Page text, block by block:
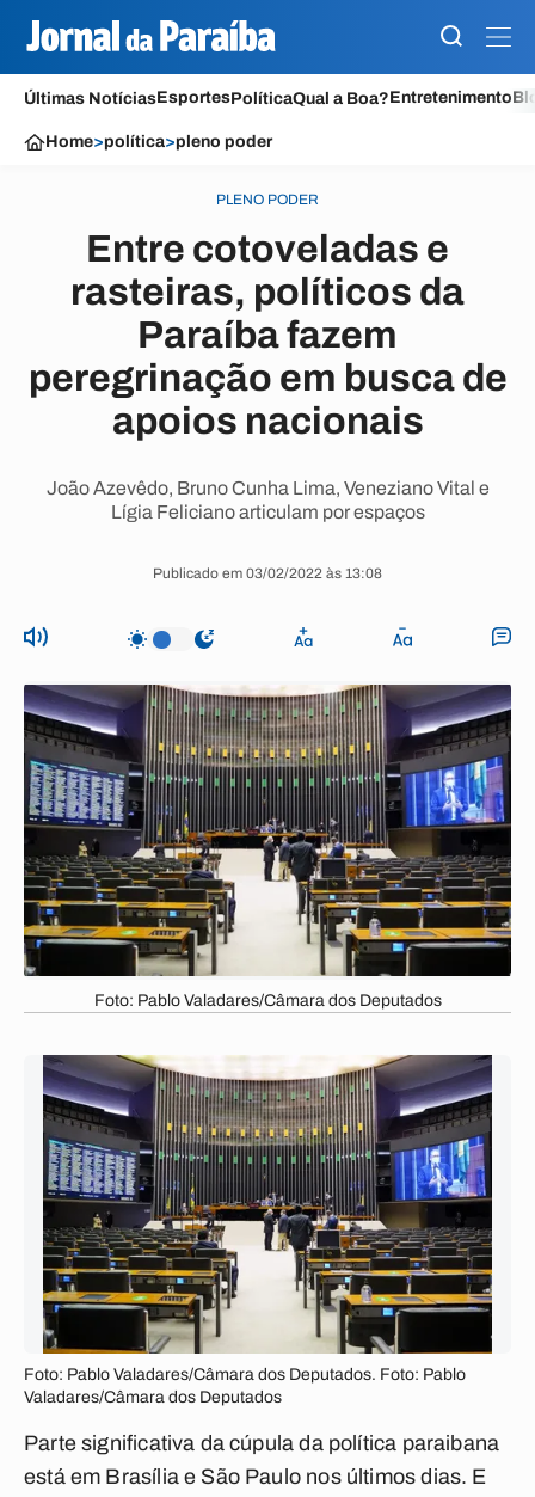
Últimas NotíciasEsportesPolíticaQual a Boa?Entretenimento
Home>política>pleno poder
PLENO PODER
Entre cotoveladas e
rasteiras, políticos da
Paraíba fazem
peregrinação em busca de
apoios nacionais
João Azevêdo, Bruno Cunha Lima, Veneziano Vital e
Lígia Feliciano articulam por espaços
Publicado em 03/02/2022 às 13:08
Foto: Pablo Valadares/Câmara dos Deputados
Foto: Pablo Valadares/Câmara dos Deputados. Foto: Pablo
Valadares/Câmara dos Deputados
Parte significativa da cúpula da política paraibana
está em Brasília e São Paulo nos últimos dias. E